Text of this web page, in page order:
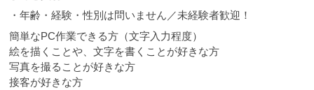
・年齢・経験・性別は問いません／未経験者歓迎！
簡単なPC作業できる方（文字入力程度）
絵を描くことや、文字を書くことが好きな方
写真を撮ることが好きな方
接客が好きな方